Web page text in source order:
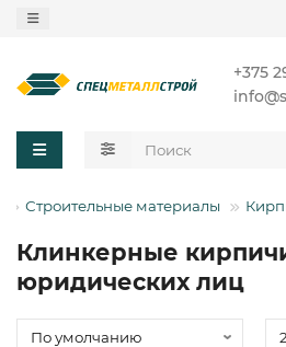
+375
Строительные материалы
Клинкерные
юридических лиц